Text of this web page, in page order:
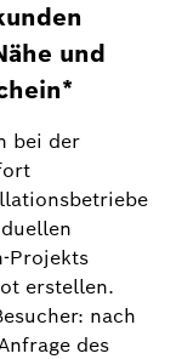
und
bei der
Projekts
erstellen.
nach
des